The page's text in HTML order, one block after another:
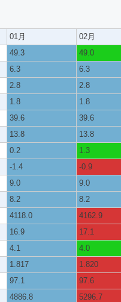
01月 02月
49.3 49.0
6.3 6.3
2.8 2.8
1.8 1.8
39.6 39.6
13.8 13.8
0.2 1.3
-1.4 -0.9
9.0 9.0
8.2 8.2
4118.0 4162.9
16.9 17.1
4.1 4.0
1.817 1.820
97.1 97.6
4886.8 5296.7